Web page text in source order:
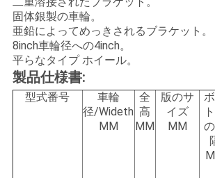
な
さ
い
固体銀製の車輪。
亜鉛によってめっきされるブラケット。
8inch車輪径への4inch。
平らなタイプ ホイール。
製品仕様書:
型式番号
車輪
径/Wideth
MM
全
高
MM
版のサ
イズ
MM